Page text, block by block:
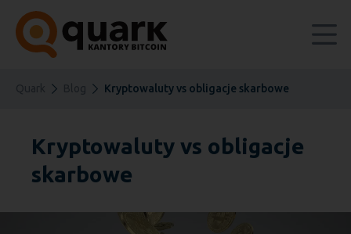
Kryptowaluty vs obligacje skarbowe
Kryptowaluty vs obligacje
skarbowe